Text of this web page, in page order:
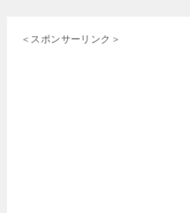
＜スポンサーリンク＞